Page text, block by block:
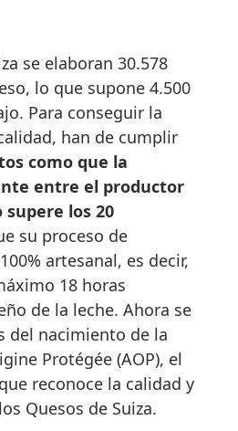
se elaboran 30.578
lo que supone 4.500
Para conseguir la
han de cumplir
como que la
entre el productor
los 20
su proceso de
artesanal, es decir,
18 horas
de la leche. Ahora se
del nacimiento de la
Protégée (AOP), el
reconoce la calidad y
Quesos de Suiza.